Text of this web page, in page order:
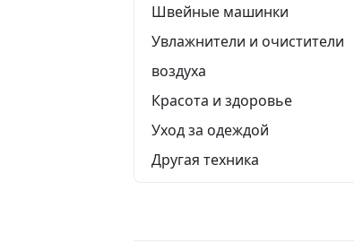
Швейные машинки
Увлажнители и очистители
воздуха
Красота и здоровье
Уход за одеждой
Другая техника